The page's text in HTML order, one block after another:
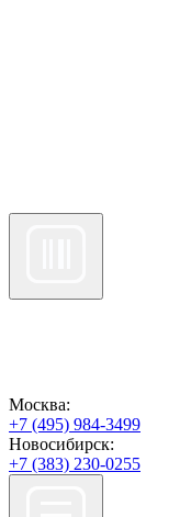
Москва:
+7 (495) 984-3499
Новосибирск:
+7 (383) 230-0255